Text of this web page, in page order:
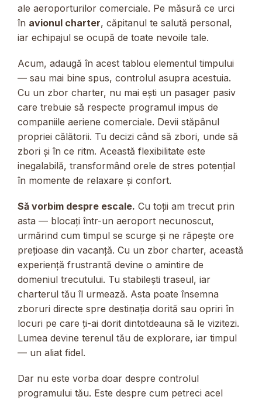
ale aeroporturilor comerciale. Pe măsură ce urci
în avionul charter, căpitanul te salută personal,
iar echipajul se ocupă de toate nevoile tale.
Acum, adaugă în acest tablou elementul timpului
— sau mai bine spus, controlul asupra acestuia.
Cu un zbor charter, nu mai ești un pasager pasiv
care trebuie să respecte programul impus de
companiile aeriene comerciale. Devii stăpânul
propriei călătorii. Tu decizi când să zbori, unde să
zbori și în ce ritm. Această flexibilitate este
inegalabilă, transformând orele de stres potențial
în momente de relaxare și confort.
Să vorbim despre escale. Cu toții am trecut prin
asta — blocați într-un aeroport necunoscut,
urmărind cum timpul se scurge și ne răpește ore
prețioase din vacanță. Cu un zbor charter, această
experiență frustrantă devine o amintire de
domeniul trecutului. Tu stabilești traseul, iar
charterul tău îl urmează. Asta poate însemna
zboruri directe spre destinația dorită sau opriri în
locuri pe care ți-ai dorit dintotdeauna să le vizitezi.
Lumea devine terenul tău de explorare, iar timpul
— un aliat fidel.
Dar nu este vorba doar despre controlul
programului tău. Este despre cum petreci acel